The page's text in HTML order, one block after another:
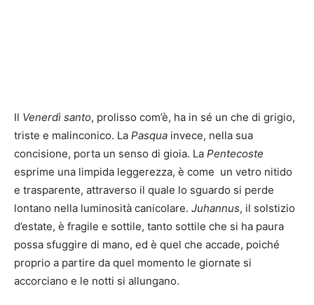
Il Venerdì santo, prolisso com’è, ha in sé un che di grigio,
triste e malinconico. La Pasqua invece, nella sua
concisione, porta un senso di gioia. La Pentecoste
esprime una limpida leggerezza, è come un vetro nitido
e trasparente, attraverso il quale lo sguardo si perde
lontano nella luminosità canicolare. Juhannus, il solstizio
d’estate, è fragile e sottile, tanto sottile che si ha paura
possa sfuggire di mano, ed è quel che accade, poiché
proprio a partire da quel momento le giornate si
accorciano e le notti si allungano.